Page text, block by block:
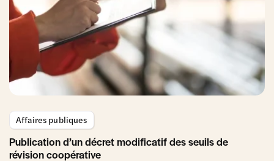
Affaires publiques
Publication d’un décret modificatif des seuils de
révision coopérative